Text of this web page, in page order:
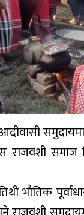
राजवंशी
भौतिक